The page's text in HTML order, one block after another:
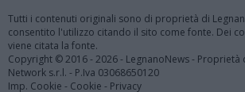
Tutti i contenuti originali sono di proprietà di
consentito l'utilizzo citando il sito come fonte. Dei
viene citata la fonte.
Copyright © 2016 - 2026 - LegnanoNews - Proprietà
Network s.r.l. - P.Iva 03068650120
Imp. Cookie - Cookie - Privacy